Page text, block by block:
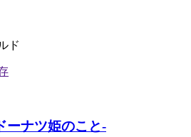
ド
ーナツ姫のこと-